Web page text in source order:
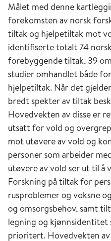
Målet med denne
forekomsten av norsk
tiltak og hjelpetiltak mot
identifiserte totalt 74
forebyggende tiltak, 39
studier omhandlet både
hjelpetiltak. Når det
bredt spekter av tiltak
Hovedvekten av disse er
utsatt for vold og
mot utøvere av vold og
personer som arbeider
utøvere av vold ser ut til
Forskning på tiltak for
rusproblemer og voksne
og omsorgsbehov, samt
legning og
prioritert. Hovedvekten